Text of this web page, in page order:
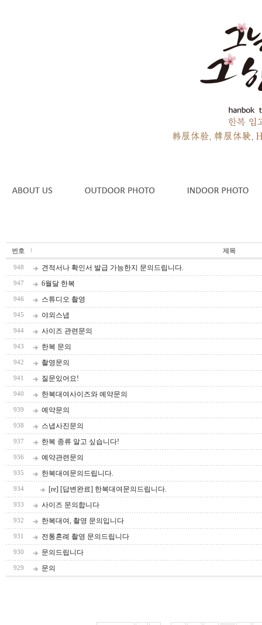
번호 제목
948 견적서나 확인서 발급 가능한지 문의드립니다.
947 6월달 한복
946 스튜디오 촬영
945 야외스냅
944 사이즈 관련문의
943 한복 문의
942 촬영문의
941 질문있어요!
940 한복대여사이즈와 예약문의
939 예약문의
938 스냅사진문의
937 한복 종류 알고 싶습니다!
936 예약관련문의
935 한복대여문의드립니다.
934 [re] [답변완료] 한복대여문의드립니다.
933 사이즈 문의합니다
932 한복대여, 촬영 문의입니다
931 전통혼례 촬영 문의드립니다
930 문의드립니다
929 문의